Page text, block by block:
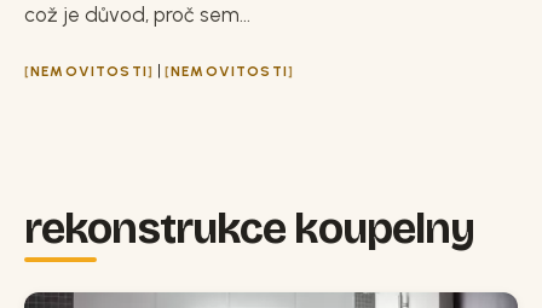
což je důvod, proč sem...
NEMOVITOSTI | NEMOVITOSTI
rekonstrukce koupelny